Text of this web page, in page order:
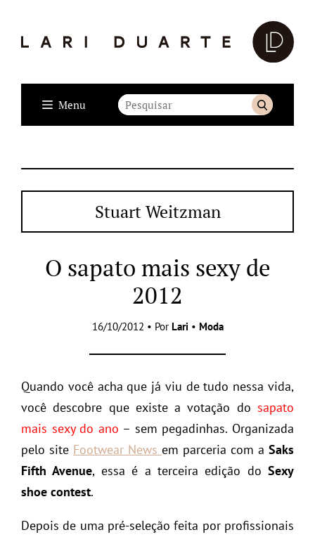
Menu
Stuart Weitzman
O sapato mais sexy de
2012
16/10/2012 • Por Lari • Moda
Quando você acha que já viu de tudo nessa vida,
você descobre que existe a votação do sapato
mais sexy do ano – sem pegadinhas. Organizada
pelo site Footwear News em parceria com a Saks
Fifth Avenue, essa é a terceira edição do Sexy
shoe contest.
Depois de uma pré-seleção feita por profissionais